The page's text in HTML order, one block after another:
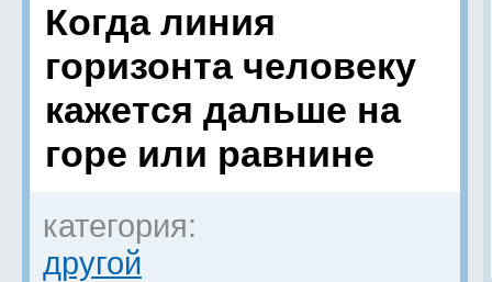
Когда линия
горизонта человеку
кажется дальше на
горе или равнине
категория:
другой